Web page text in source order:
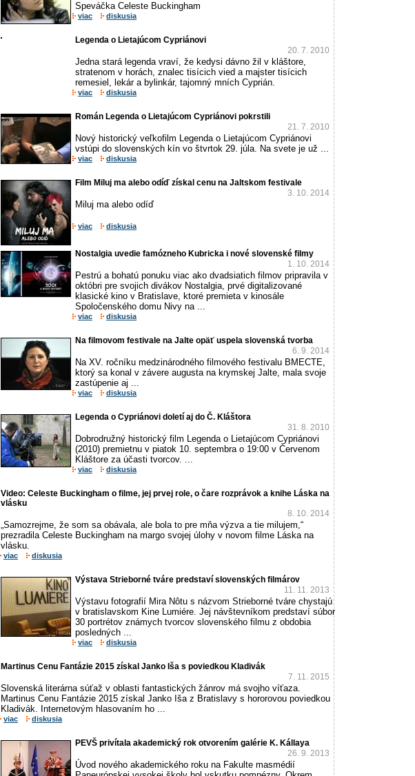
Speváčka Celeste Buckingham
viac diskusia
Legenda o Lietajúcom Cypriánovi
20. 7. 2010
Jedna stará legenda vraví, že kedysi dávno žil v kláštore,
stratenom v horách, znalec tisícich vied a majster tisícich
remesiel, lekár a bylinkár, tajomný mních Cyprián.
viac diskusia
Román Legenda o Lietajúcom Cypriánovi pokrstili
21. 7. 2010
Nový historický veľkofilm Legenda o Lietajúcom Cypriánovi
vstúpi do slovenských kín vo štvrtok 29. júla. Na svete je už ...
viac diskusia
Film Miluj ma alebo odíď získal cenu na Jaltskom festivale
3. 10. 2014
Miluj ma alebo odíď
viac diskusia
Nostalgia uvedie famózneho Kubricka i nové slovenské filmy
1. 10. 2014
Pestrú a bohatú ponuku viac ako dvadsiatich filmov pripravila v
októbri pre svojich divákov Nostalgia, prvé digitalizované
klasické kino v Bratislave, ktoré premieta v kinosále
Spoločenského domu Nivy na ...
viac diskusia
Na filmovom festivale na Jalte opäť uspela slovenská tvorba
6. 9. 2014
Na XV. ročníku medzinárodného filmového festivalu BMECTE,
ktorý sa konal v závere augusta na krymskej Jalte, mala svoje
zastúpenie aj ...
viac diskusia
Legenda o Cypriánovi doletí aj do Č. Kláštora
31. 8. 2010
Dobrodružný historický film Legenda o Lietajúcom Cypriánovi
(2010) premietnu v piatok 10. septembra o 19:00 v Červenom
Kláštore za účasti tvorcov. ...
viac diskusia
Video: Celeste Buckingham o filme, jej prvej role, o čare rozprávok a knihe Láska na
vlásku
8. 10. 2014
„Samozrejme, že som sa obávala, ale bola to pre mňa výzva a tie milujem,“
prezradila Celeste Buckingham na margo svojej úlohy v novom filme Láska na
vlásku.
viac diskusia
Výstava Strieborné tváre predstaví slovenských filmárov
11. 11. 2013
Výstavu fotografií Mira Nôtu s názvom Strieborné tváre chystajú
v bratislavskom Kine Lumiére. Jej návštevníkom predstaví súbor
30 portrétov známych tvorcov slovenského filmu z obdobia
posledných ...
viac diskusia
Martinus Cenu Fantázie 2015 získal Janko Iša s poviedkou Kladivák
7. 11. 2015
Slovenská literárna súťaž v oblasti fantastických žánrov má svojho víťaza.
Martinus Cenu Fantázie 2015 získal Janko Iša z Bratislavy s hororovou poviedkou
Kladivák. Internetovým hlasovaním ho ...
viac diskusia
PEVŠ privítala akademický rok otvorením galérie K. Kállaya
26. 9. 2013
Úvod nového akademického roku na Fakulte masmédií